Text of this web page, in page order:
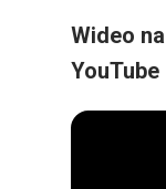
Wideo
YouTube